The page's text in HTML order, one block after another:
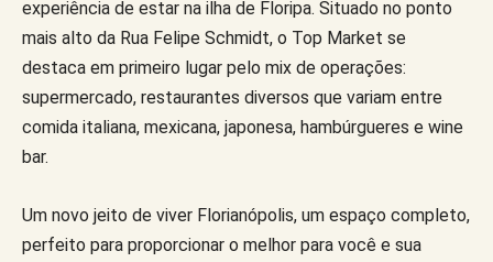
experiência de estar na ilha de Floripa. Situado no ponto
mais alto da Rua Felipe Schmidt, o Top Market se
destaca em primeiro lugar pelo mix de operações:
supermercado, restaurantes diversos que variam entre
comida italiana, mexicana, japonesa, hambúrgueres e wine
bar.
Um novo jeito de viver Florianópolis, um espaço completo,
perfeito para proporcionar o melhor para você e sua